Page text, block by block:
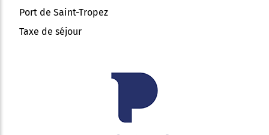
Port de Saint-Tropez
Taxe de séjour